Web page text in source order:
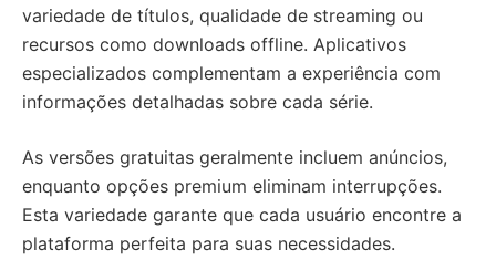
variedade de títulos, qualidade de streaming ou
recursos como downloads offline. Aplicativos
especializados complementam a experiência com
informações detalhadas sobre cada série.
As versões gratuitas geralmente incluem anúncios,
enquanto opções premium eliminam interrupções.
Esta variedade garante que cada usuário encontre a
plataforma perfeita para suas necessidades.